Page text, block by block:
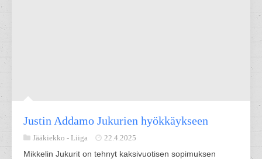
Justin Addamo Jukurien hyökkäykseen
Jääkiekko - Liiga 22.4.2025
Mikkelin Jukurit on tehnyt kaksivuotisen sopimuksen